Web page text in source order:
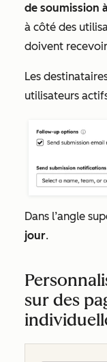
de soumission
à côté des
doivent
Les
utilisateurs
Dans l’angle
jour.
sur des